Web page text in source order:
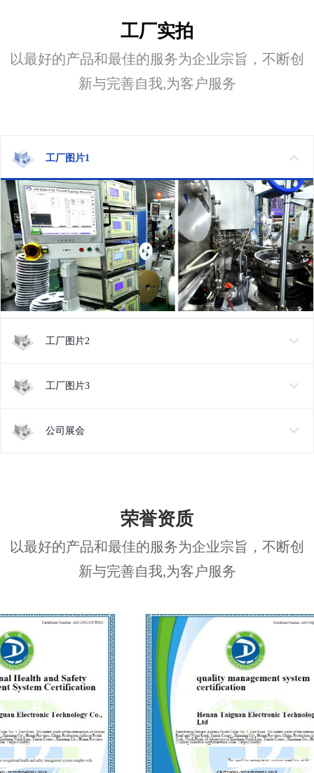
荣誉资质
以最好的产品和最佳的服务为企业宗旨，不断创
新与完善自我,为客户服务
工厂图片1
工厂图片2
工厂图片3
公司展会
工厂实拍
以最好的产品和最佳的服务为企业宗旨，不断创
新与完善自我,为客户服务